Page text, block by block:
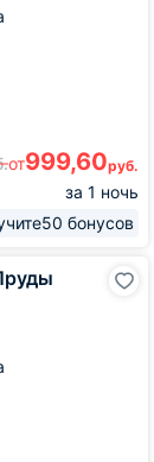
от999,60руб.
за 1 ночь
50 бонусов